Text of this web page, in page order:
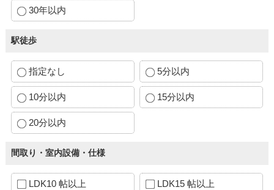
30年以内
駅徒歩
指定なし 5分以内
10分以内 15分以内
20分以内
間取り・室内設備・仕様
LDK10 帖以上 LDK15 帖以上